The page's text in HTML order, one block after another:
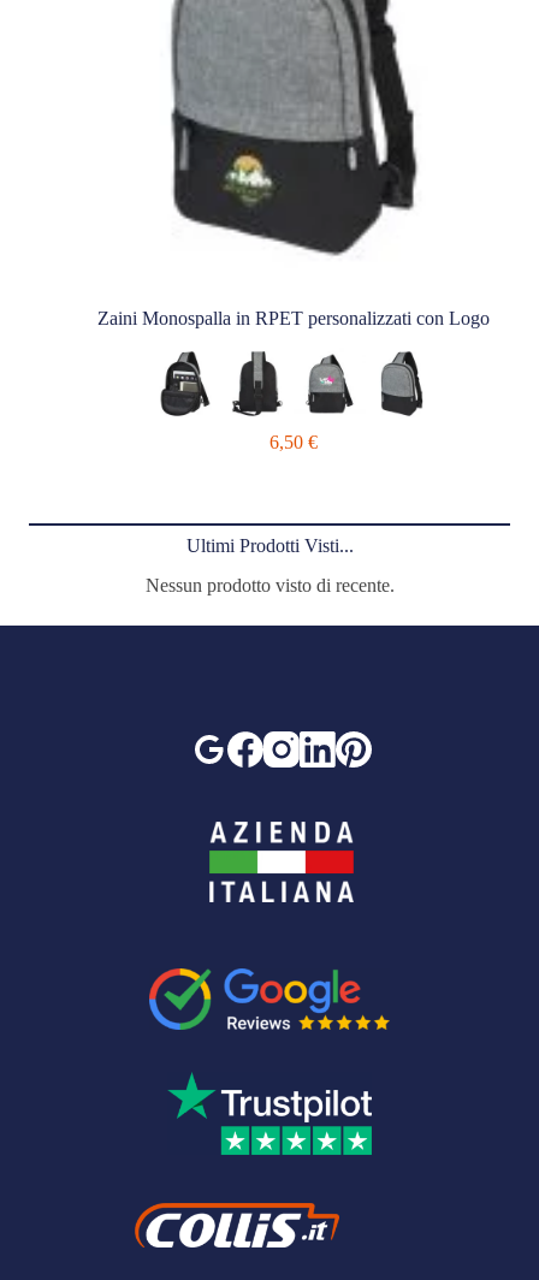
Zaini Monospalla in RPET personalizzati con Logo
6,50 €
Ultimi Prodotti Visti...
Nessun prodotto visto di recente.